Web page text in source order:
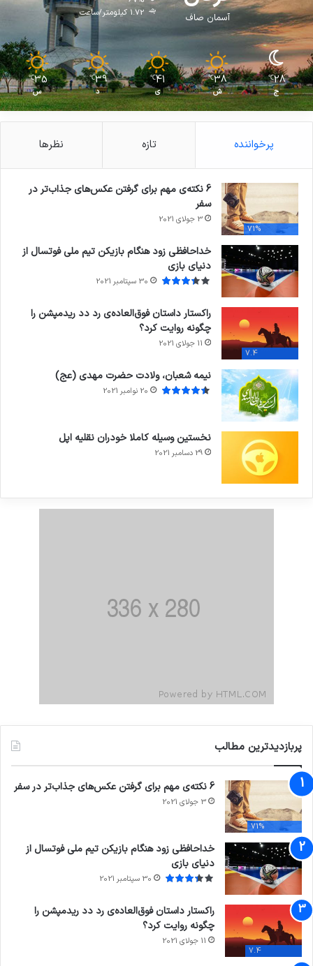
آسمان صاف
1.72 کیلومتر/ساعت
28
℃
ج
38
℃
ش
41
℃
ی
39
℃
د
35
℃
س
پرخواننده تازه نظرها
71%
6 نکته‌ی مهم برای گرفتن عکس‌های جذاب‌تر در
سفر
3 جولای 2021
خداحافظی زود هنگام بازیکن تیم ملی فوتسال از
دنیای بازی
30 سپتامبر 2021
7.4
راکستار داستان فوق‌العاده‌ی رد دد ریدمپشن را
چگونه روایت کرد؟
11 جولای 2021
نیمه شعبان، ولادت حضرت مهدی (عج)
20 نوامبر 2021
نخستین وسیله کاملا خودران نقلیه اپل
29 دسامبر 2021
پربازدیدترین مطالب
71%
6 نکته‌ی مهم برای گرفتن عکس‌های جذاب‌تر در سفر
3 جولای 2021
خداحافظی زود هنگام بازیکن تیم ملی فوتسال از
دنیای بازی
30 سپتامبر 2021
7.4
راکستار داستان فوق‌العاده‌ی رد دد ریدمپشن را
چگونه روایت کرد؟
11 جولای 2021